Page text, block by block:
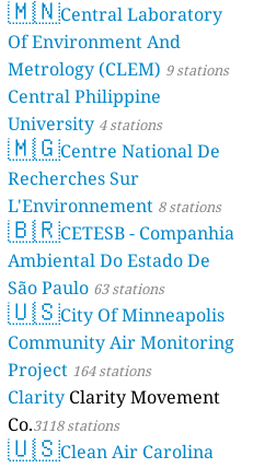
🇲🇳Central Laboratory
Of Environment And
Metrology (CLEM) 9 stations
Central Philippine
University 4 stations
🇲🇬Centre National De
Recherches Sur
L'Environnement 8 stations
🇧🇷CETESB - Companhia
Ambiental Do Estado De
São Paulo 63 stations
🇺🇸City Of Minneapolis
Community Air Monitoring
Project 164 stations
Clarity Clarity Movement
Co.3118 stations
🇺🇸Clean Air Carolina